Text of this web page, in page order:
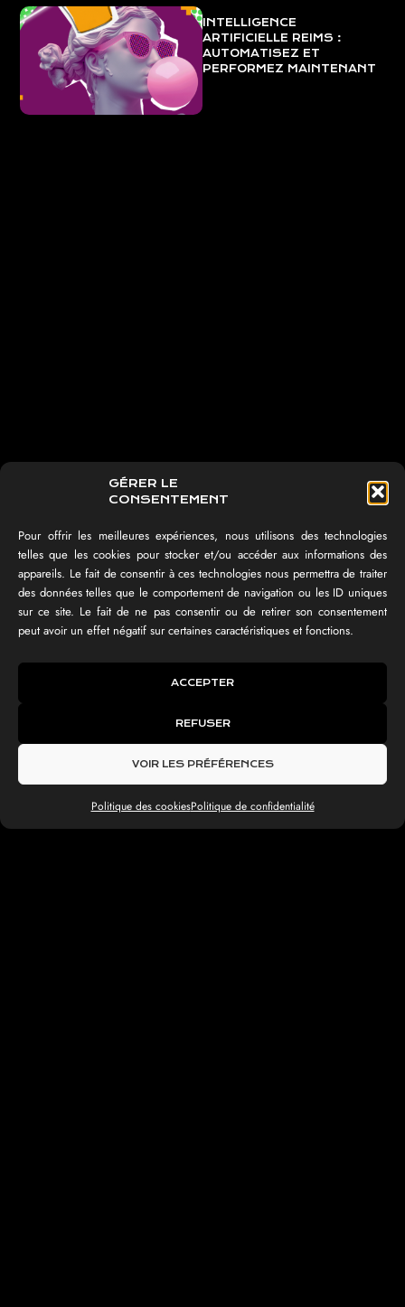
GÉRER LE
CONSENTEMENT
Pour offrir les meilleures expériences, nous utilisons des technologies
telles que les cookies pour stocker et/ou accéder aux informations des
appareils. Le fait de consentir à ces technologies nous permettra de traiter
des données telles que le comportement de navigation ou les ID uniques
sur ce site. Le fait de ne pas consentir ou de retirer son consentement
peut avoir un effet négatif sur certaines caractéristiques et fonctions.
ACCEPTER
REFUSER
VOIR LES PRÉFÉRENCES
Politique des cookiesPolitique de confidentialité
INTELLIGENCE
ARTIFICIELLE REIMS :
AUTOMATISEZ ET
PERFORMEZ MAINTENANT